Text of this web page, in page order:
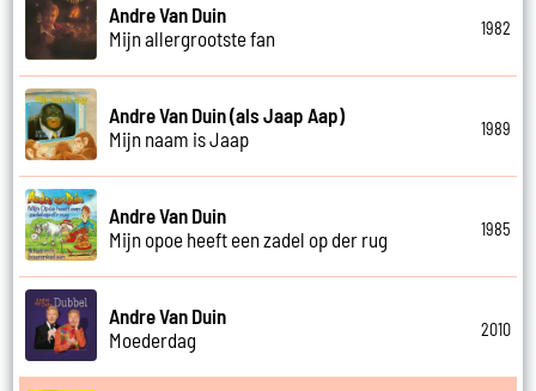
Andre Van Duin
Mijn allergrootste fan
1982
Andre Van Duin (als Jaap Aap)
Mijn naam is Jaap
1989
Andre Van Duin
Mijn opoe heeft een zadel op der rug
1985
Andre Van Duin
Moederdag
2010